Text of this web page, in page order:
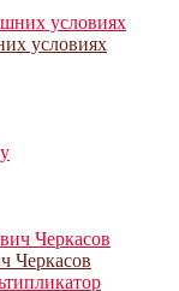
условиях
Черкасов